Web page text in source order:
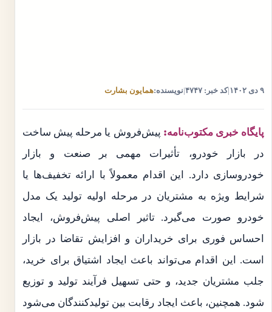
۹ دی ۱۴۰۲ |کد خبر: ۴۷۴۷ نویسنده:همایون بشارت
پایگاه خبری مکتوب‌نامه: پیش‌فروش یا مرحله پیش ساخت
در بازار خودرو، تأثیرات مهمی بر صنعت و بازار
خودروسازی دارد. این اقدام معمولاً با ارائه تخفیف‌ها یا
شرایط ویژه به مشتریان در مرحله اولیه تولید یک مدل
خودرو صورت می‌گیرد. تاثیر اصلی پیش‌فروش، ایجاد
احساس فوری برای خریداران و افزایش تقاضا در بازار
است. این اقدام می‌تواند باعث ایجاد اشتیاق برای خرید،
جلب مشتریان جدید، و حتی تسهیل فرآیند تولید و توزیع
شود. همچنین، باعث ایجاد رقابت بین تولیدکنندگان می‌شود